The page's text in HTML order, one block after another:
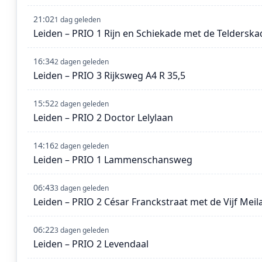
21:021 dag geleden
Leiden – PRIO 1 Rijn en Schiekade met de
16:342 dagen geleden
Leiden – PRIO 3 Rijksweg A4 R 35,5
15:522 dagen geleden
Leiden – PRIO 2 Doctor Lelylaan
14:162 dagen geleden
Leiden – PRIO 1 Lammenschansweg
06:433 dagen geleden
Leiden – PRIO 2 César Franckstraat met de Vijf
06:223 dagen geleden
Leiden – PRIO 2 Levendaal